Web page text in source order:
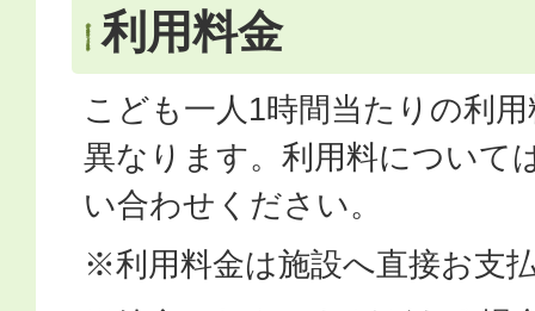
利用料金
こども一人1時間当たりの利
異なります。利用料について
い合わせください。
※利用料金は施設へ直接お支